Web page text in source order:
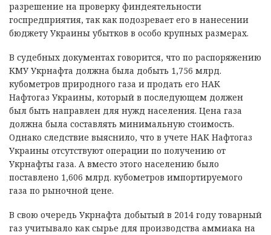
разрешение на проверку финдеятельности
госпредприятия, так как подозревает его в нанесении
бюджету Украины убытков в особо крупных размерах.
В судебных документах говорится, что по распоряжению
КМУ Укрнафта должна была добыть 1,756 млрд.
кубометров природного газа и продать его НАК
Нафтогаз Украины, который в последующем должен
был быть направлен для нужд населения. Цена газа
должна была составлять минимальную стоимость.
Однако следствие выяснило, что в учете НАК Нафтогаз
Украины отсутствуют операции по получению от
Укрнафты газа. А вместо этого населению было
поставлено 1,606 млрд. кубометров импортируемого
газа по рыночной цене.
В свою очередь Укрнафта добытый в 2014 году товарный
газ учитывало как сырье для производства аммиака на